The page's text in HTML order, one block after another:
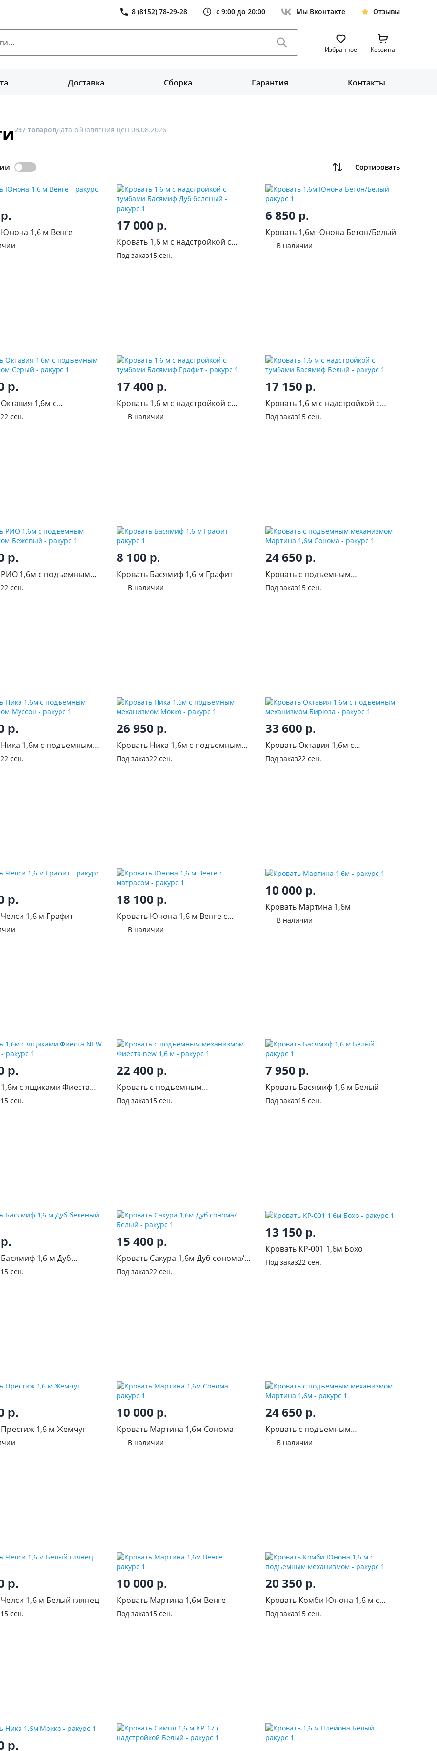
8 (8152) 78-29-28 с 9:00 до 20:00 Мы Вконтакте Отзывы
Избранное Корзина
Доставка Сборка Гарантия Контакты
297 товаровДата обновления цен 08.08.2026
Сортировать
р.
Юнона 1,6 м Венге 17 000 р.
Кровать 1,6 м с надстройкой с
тумбами Басямиф Дуб беленый
Под заказ15 сен.
6 850 р.
Кровать 1,6м Юнона Бетон/Белый
В наличии
р.
1,6м с
механизмом Серый
22 сен.
17 400 р.
Кровать 1,6 м с надстройкой с
тумбами Басямиф Графит
В наличии
17 150 р.
Кровать 1,6 м с надстройкой с
тумбами Басямиф Белый
Под заказ15 сен.
р.
РИО 1,6м с подъемным
Бежевый
22 сен.
8 100 р.
Кровать Басямиф 1,6 м Графит
В наличии
24 650 р.
Кровать с подъемным
механизмом Мартина 1,6м
Сонома
Под заказ15 сен.
р.
Ника 1,6м с подъемным
Муссон
22 сен.
26 950 р.
Кровать Ника 1,6м с подъемным
механизмом Мокко
Под заказ22 сен.
33 600 р.
Кровать Октавия 1,6м с
подъемным механизмом Бирюза
Под заказ22 сен.
р.
1,6 м Графит
18 100 р.
Кровать Юнона 1,6 м Венге с
матрасом
В наличии
10 000 р.
Кровать Мартина 1,6м
В наличии
р.
1,6м с ящиками Фиеста
15 сен.
22 400 р.
Кровать с подъемным
механизмом Фиеста new 1,6 м
Под заказ15 сен.
7 950 р.
Кровать Басямиф 1,6 м Белый
Под заказ15 сен.
р.
1,6 м Дуб
15 сен.
15 400 р.
Кровать Сакура 1,6м Дуб сонома/
Белый
Под заказ22 сен.
13 150 р.
Кровать КР-001 1,6м Бохо
Под заказ22 сен.
р.
Престиж 1,6 м Жемчуг
10 000 р.
Кровать Мартина 1,6м Сонома
В наличии
24 650 р.
Кровать с подъемным
механизмом Мартина 1,6м
В наличии
р.
1,6 м Белый глянец
15 сен.
10 000 р.
Кровать Мартина 1,6м Венге
Под заказ15 сен.
20 350 р.
Кровать Комби Юнона 1,6 м с
подъемным механизмом
Под заказ15 сен.
р.